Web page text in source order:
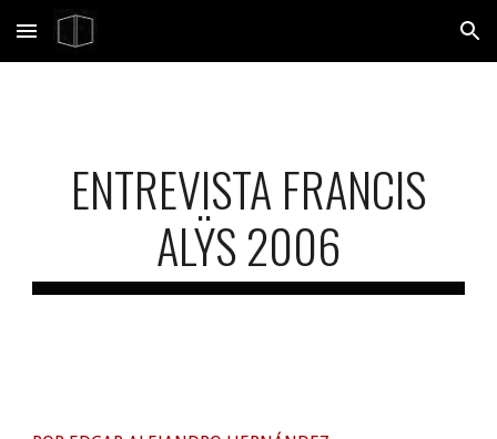
Skip to main content Skip to navigation
ENTREVISTA FRANCIS
ALŸS 2006